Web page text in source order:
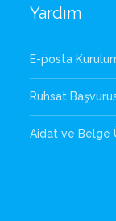
Yardım
E-posta
Ruhsat
Aidat ve Belge